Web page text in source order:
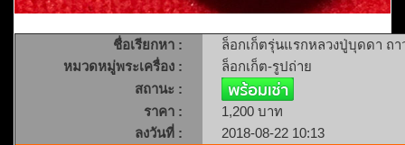
ชื่อเรียกหา :
ล็อกเก็ตรุ่นแรกหลวงปู่บุดดา ถ
หมวดหมู่พระเครื่อง :
ล็อกเก็ต-รูปถ่าย
สถานะ :
ราคา :
1,200 บาท
ลงวันที่ :
2018-08-22 10:13